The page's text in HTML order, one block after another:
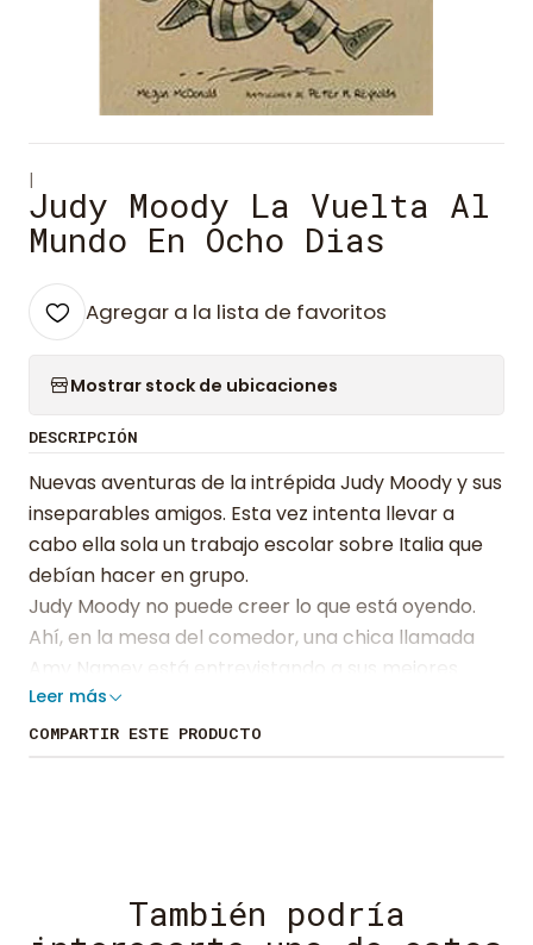
|
Judy Moody La Vuelta Al
Mundo En Ocho Dias
Agregar a la lista de favoritos
Mostrar stock de ubicaciones
DESCRIPCIÓN
Nuevas aventuras de la intrépida Judy Moody y sus
inseparables amigos. Esta vez intenta llevar a
cabo ella sola un trabajo escolar sobre Italia que
debían hacer en grupo.
Judy Moody no puede creer lo que está oyendo.
Ahí, en la mesa del comedor, una chica llamada
Amy Namey está entrevistando a sus mejores
amigos, Rocky y Frank. ¿Será esta chica la nueva
peor enemiga de Judy? ¿O su nueva mejor amiga?
Judy Moody va a aprender cómo se construye una
Leer más
COMPARTIR ESTE PRODUCTO
También podría